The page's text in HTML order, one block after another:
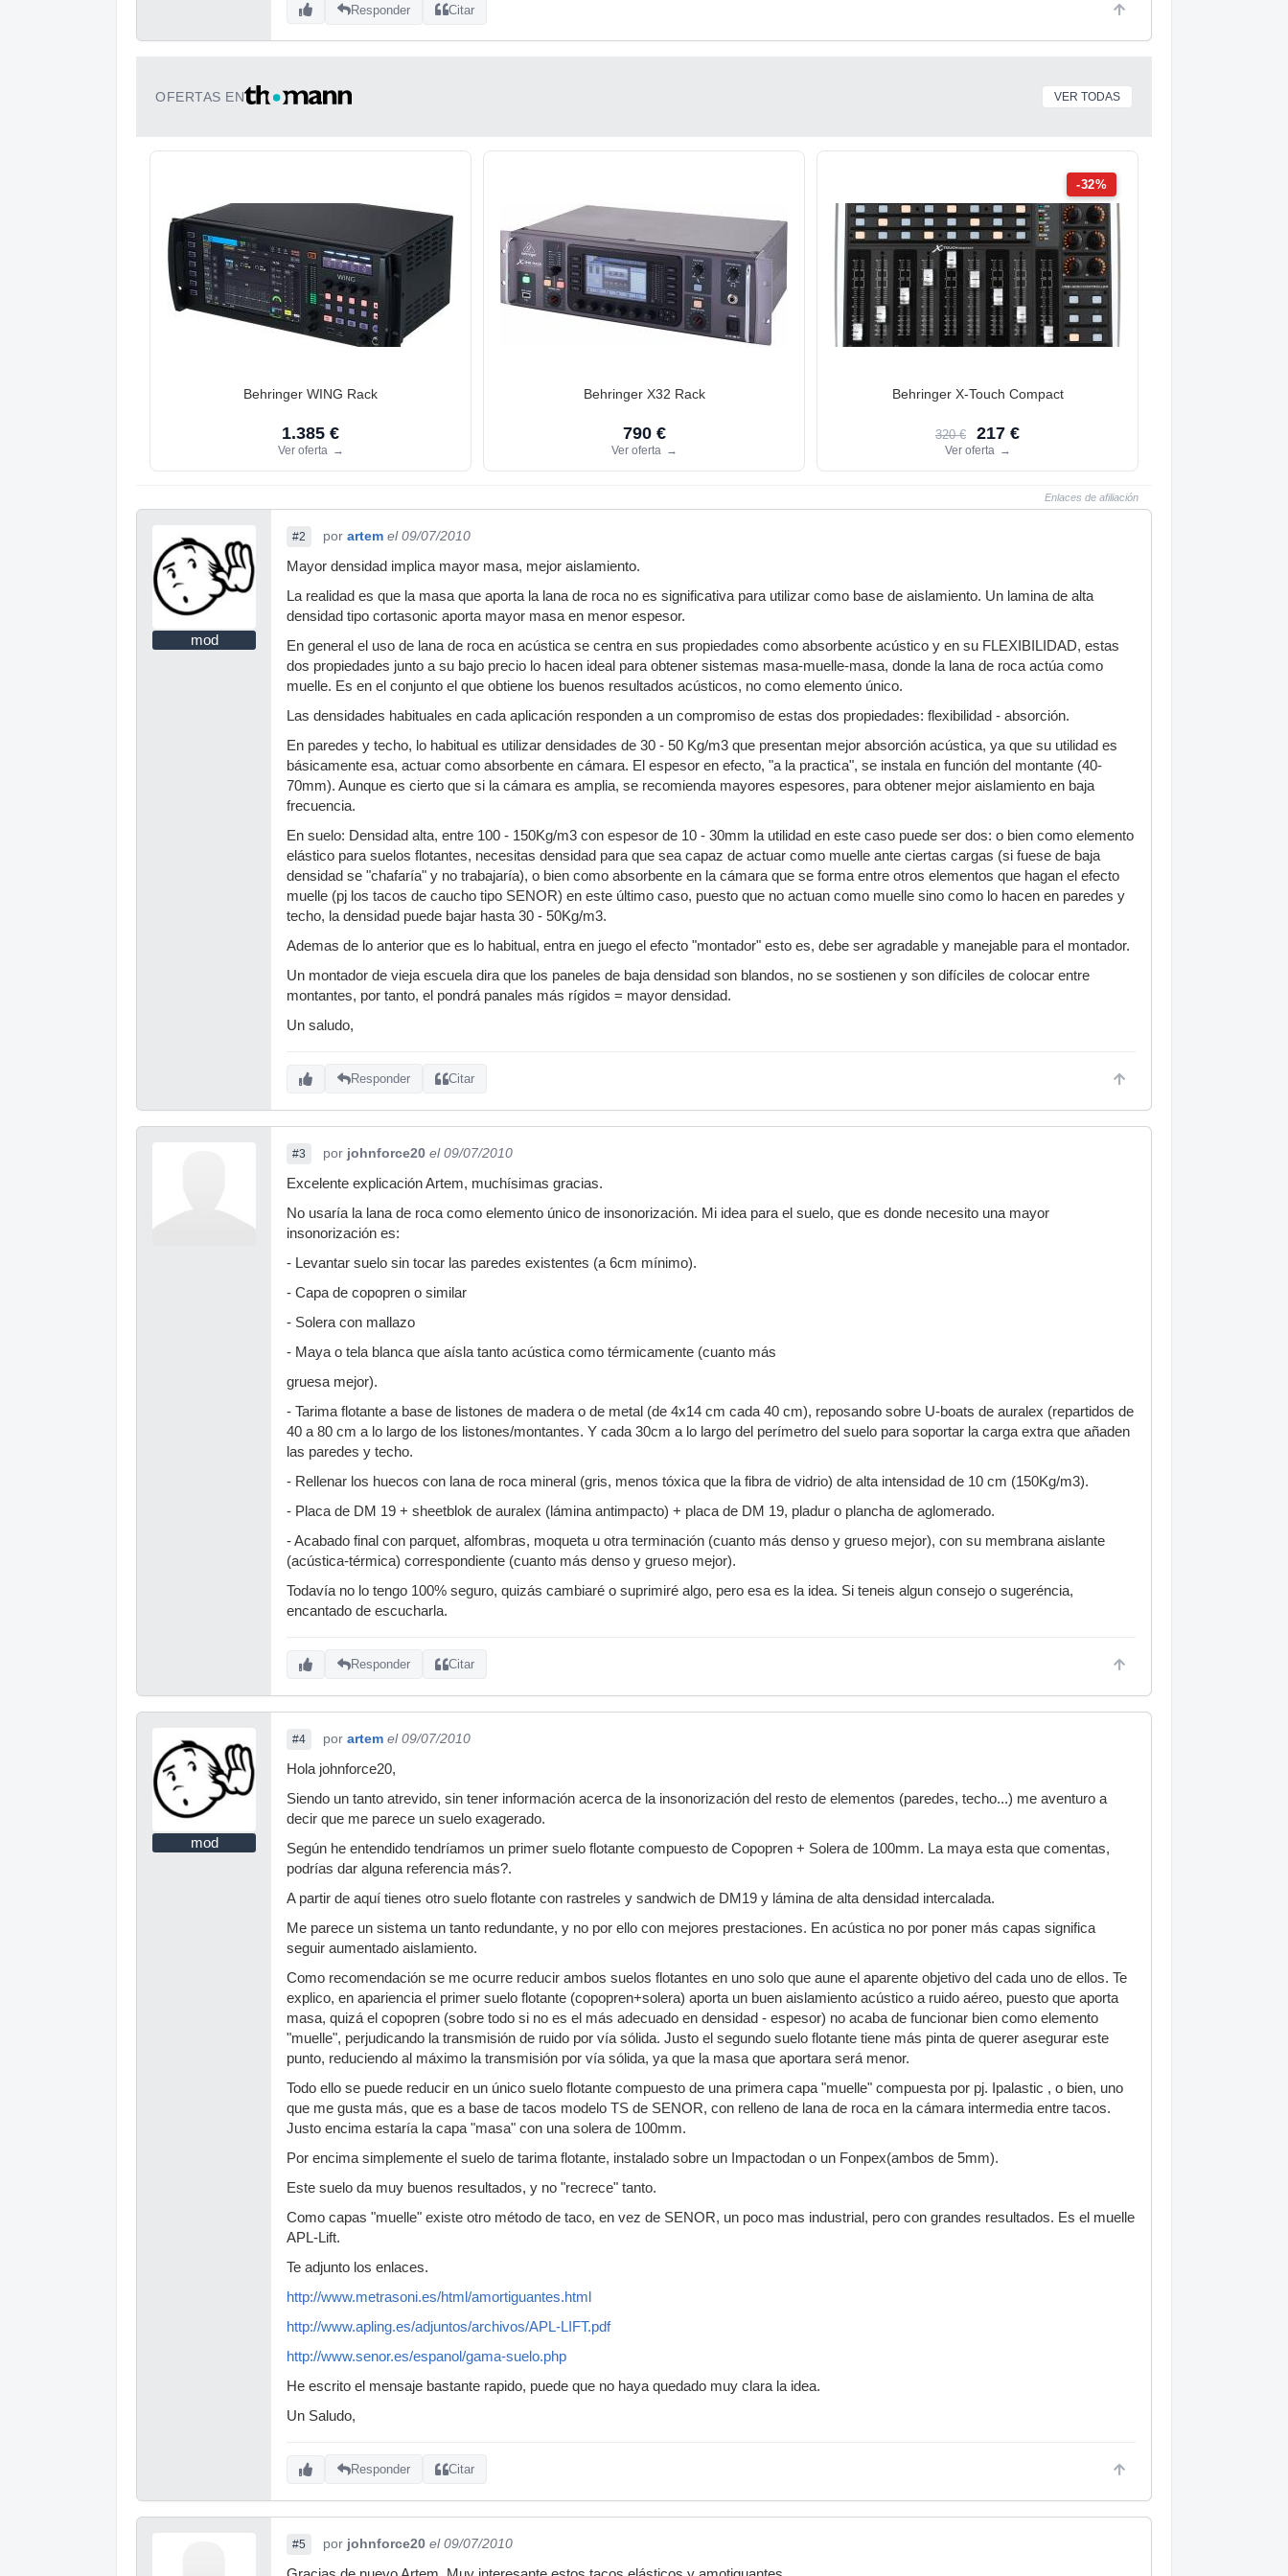
Responder Citar
OFERTAS EN VER TODAS
Behringer WING Rack
1.385 €
Ver oferta →
Behringer X32 Rack
790 €
Ver oferta →
-32%
Behringer X-Touch Compact
320 € 217 €
Ver oferta →
Enlaces de afiliación
mod
#2 por artem el 09/07/2010
Mayor densidad implica mayor masa, mejor aislamiento.
La realidad es que la masa que aporta la lana de roca no es significativa para utilizar como base de aislamiento. Un lamina de alta
densidad tipo cortasonic aporta mayor masa en menor espesor.
En general el uso de lana de roca en acústica se centra en sus propiedades como absorbente acústico y en su FLEXIBILIDAD, estas
dos propiedades junto a su bajo precio lo hacen ideal para obtener sistemas masa-muelle-masa, donde la lana de roca actúa como
muelle. Es en el conjunto el que obtiene los buenos resultados acústicos, no como elemento único.
Las densidades habituales en cada aplicación responden a un compromiso de estas dos propiedades: flexibilidad - absorción.
En paredes y techo, lo habitual es utilizar densidades de 30 - 50 Kg/m3 que presentan mejor absorción acústica, ya que su utilidad es
básicamente esa, actuar como absorbente en cámara. El espesor en efecto, "a la practica", se instala en función del montante (40-
70mm). Aunque es cierto que si la cámara es amplia, se recomienda mayores espesores, para obtener mejor aislamiento en baja
frecuencia.
En suelo: Densidad alta, entre 100 - 150Kg/m3 con espesor de 10 - 30mm la utilidad en este caso puede ser dos: o bien como elemento
elástico para suelos flotantes, necesitas densidad para que sea capaz de actuar como muelle ante ciertas cargas (si fuese de baja
densidad se "chafaría" y no trabajaría), o bien como absorbente en la cámara que se forma entre otros elementos que hagan el efecto
muelle (pj los tacos de caucho tipo SENOR) en este último caso, puesto que no actuan como muelle sino como lo hacen en paredes y
techo, la densidad puede bajar hasta 30 - 50Kg/m3.
Ademas de lo anterior que es lo habitual, entra en juego el efecto "montador" esto es, debe ser agradable y manejable para el montador.
Un montador de vieja escuela dira que los paneles de baja densidad son blandos, no se sostienen y son difíciles de colocar entre
montantes, por tanto, el pondrá panales más rígidos = mayor densidad.
Un saludo,
Responder Citar
#3 por johnforce20 el 09/07/2010
Excelente explicación Artem, muchísimas gracias.
No usaría la lana de roca como elemento único de insonorización. Mi idea para el suelo, que es donde necesito una mayor
insonorización es:
- Levantar suelo sin tocar las paredes existentes (a 6cm mínimo).
- Capa de copopren o similar
- Solera con mallazo
- Maya o tela blanca que aísla tanto acústica como térmicamente (cuanto más
gruesa mejor).
- Tarima flotante a base de listones de madera o de metal (de 4x14 cm cada 40 cm), reposando sobre U-boats de auralex (repartidos de
40 a 80 cm a lo largo de los listones/montantes. Y cada 30cm a lo largo del perímetro del suelo para soportar la carga extra que añaden
las paredes y techo.
- Rellenar los huecos con lana de roca mineral (gris, menos tóxica que la fibra de vidrio) de alta intensidad de 10 cm (150Kg/m3).
- Placa de DM 19 + sheetblok de auralex (lámina antimpacto) + placa de DM 19, pladur o plancha de aglomerado.
- Acabado final con parquet, alfombras, moqueta u otra terminación (cuanto más denso y grueso mejor), con su membrana aislante
(acústica-térmica) correspondiente (cuanto más denso y grueso mejor).
Todavía no lo tengo 100% seguro, quizás cambiaré o suprimiré algo, pero esa es la idea. Si teneis algun consejo o sugeréncia,
encantado de escucharla.
Responder Citar
mod
#4 por artem el 09/07/2010
Hola johnforce20,
Siendo un tanto atrevido, sin tener información acerca de la insonorización del resto de elementos (paredes, techo...) me aventuro a
decir que me parece un suelo exagerado.
Según he entendido tendríamos un primer suelo flotante compuesto de Copopren + Solera de 100mm. La maya esta que comentas,
podrías dar alguna referencia más?.
A partir de aquí tienes otro suelo flotante con rastreles y sandwich de DM19 y lámina de alta densidad intercalada.
Me parece un sistema un tanto redundante, y no por ello con mejores prestaciones. En acústica no por poner más capas significa
seguir aumentado aislamiento.
Como recomendación se me ocurre reducir ambos suelos flotantes en uno solo que aune el aparente objetivo del cada uno de ellos. Te
explico, en apariencia el primer suelo flotante (copopren+solera) aporta un buen aislamiento acústico a ruido aéreo, puesto que aporta
masa, quizá el copopren (sobre todo si no es el más adecuado en densidad - espesor) no acaba de funcionar bien como elemento
"muelle", perjudicando la transmisión de ruido por vía sólida. Justo el segundo suelo flotante tiene más pinta de querer asegurar este
punto, reduciendo al máximo la transmisión por vía sólida, ya que la masa que aportara será menor.
Todo ello se puede reducir en un único suelo flotante compuesto de una primera capa "muelle" compuesta por pj. Ipalastic , o bien, uno
que me gusta más, que es a base de tacos modelo TS de SENOR, con relleno de lana de roca en la cámara intermedia entre tacos.
Justo encima estaría la capa "masa" con una solera de 100mm.
Por encima simplemente el suelo de tarima flotante, instalado sobre un Impactodan o un Fonpex(ambos de 5mm).
Este suelo da muy buenos resultados, y no "recrece" tanto.
Como capas "muelle" existe otro método de taco, en vez de SENOR, un poco mas industrial, pero con grandes resultados. Es el muelle
APL-Lift.
Te adjunto los enlaces.
http://www.metrasoni.es/html/amortiguantes.html
http://www.apling.es/adjuntos/archivos/APL-LIFT.pdf
http://www.senor.es/espanol/gama-suelo.php
He escrito el mensaje bastante rapido, puede que no haya quedado muy clara la idea.
Un Saludo,
Responder Citar
#5 por johnforce20 el 09/07/2010